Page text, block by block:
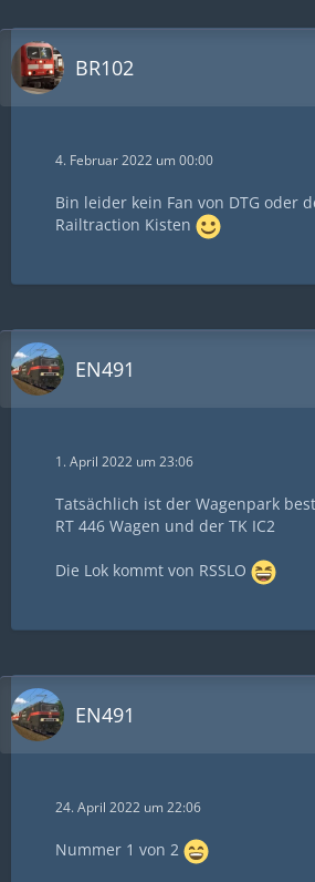
BR102
4. Februar 2022 um 00:00
Bin leider kein Fan von DTG oder
Railtraction Kisten
EN491
1. April 2022 um 23:06
Tatsächlich ist der Wagenpark
RT 446 Wagen und der TK IC2
Die Lok kommt von RSSLO
EN491
24. April 2022 um 22:06
Nummer 1 von 2